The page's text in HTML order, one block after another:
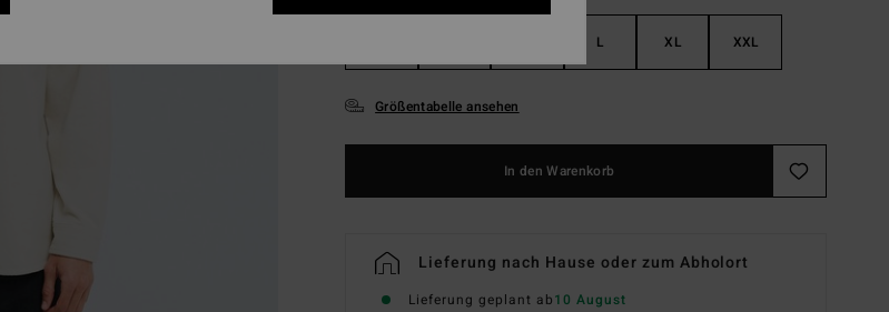
L XL XXL
Größentabelle ansehen
In den Warenkorb
Lieferung nach Hause oder zum Abholort
Lieferung geplant ab10 August